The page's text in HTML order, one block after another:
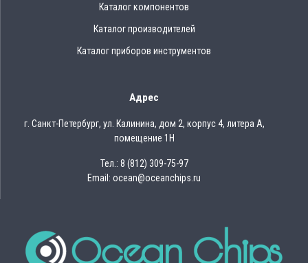
Каталог компонентов
Каталог производителей
Каталог приборов инструментов
Адрес
г. Санкт-Петербург, ул. Калинина, дом 2, корпус 4, литера А,
помещение 1Н
Тел.: 8 (812) 309-75-97
Email: ocean@oceanchips.ru